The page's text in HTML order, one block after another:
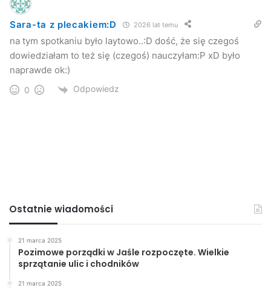
Sara-ta z plecakiem:D 2026 lat temu
na tym spotkaniu było laytowo..:D dość, że się czegoś
dowiedziałam to też się (czegoś) nauczyłam:P xD było
naprawde ok:)
0 Odpowiedz
Ostatnie wiadomości
21 marca 2025
Pozimowe porządki w Jaśle rozpoczęte. Wielkie
sprzątanie ulic i chodników
21 marca 2025